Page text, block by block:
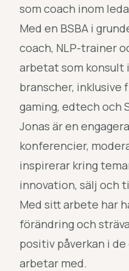
som coach inom
Med en BSBA i
coach, NLP-trainer
arbetat som konsult
branscher, inklusive
gaming, edtech och
Jonas är en
konferencier,
inspirerar kring
innovation, sälj och
Med sitt arbete har
förändring och
positiv påverkan i
arbetar med.